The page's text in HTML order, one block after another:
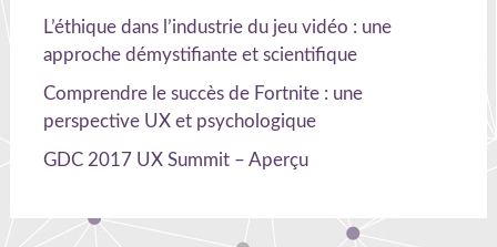
L’éthique dans l’industrie du jeu vidéo : une
approche démystifiante et scientifique
Comprendre le succès de Fortnite : une
perspective UX et psychologique
GDC 2017 UX Summit – Aperçu